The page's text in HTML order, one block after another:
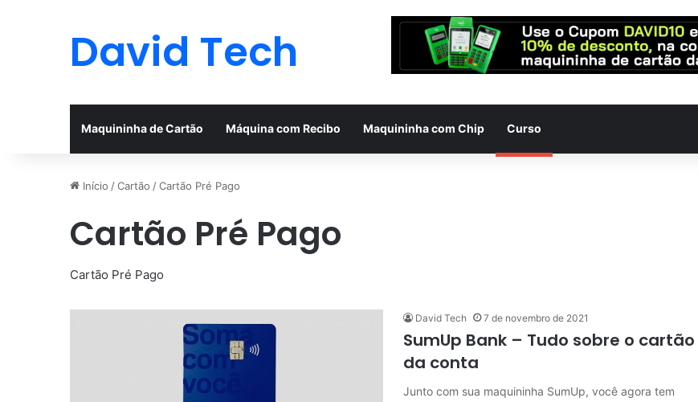
David Tech
Maquininha de Cartão Máquina com Recibo Maquininha com Chip Curso
Início /Cartão /Cartão Pré Pago
Cartão Pré Pago
Cartão Pré Pago
David Tech 7 de novembro de 2021
SumUp Bank – Tudo sobre o cartão
da conta
Junto com sua maquininha SumUp, você agora tem